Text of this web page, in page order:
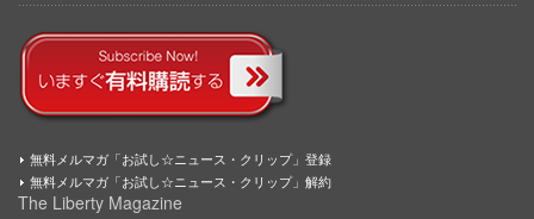
無料メルマガ「お試し☆ニュース・クリップ」登録
無料メルマガ「お試し☆ニュース・クリップ」解約
The Liberty Magazine